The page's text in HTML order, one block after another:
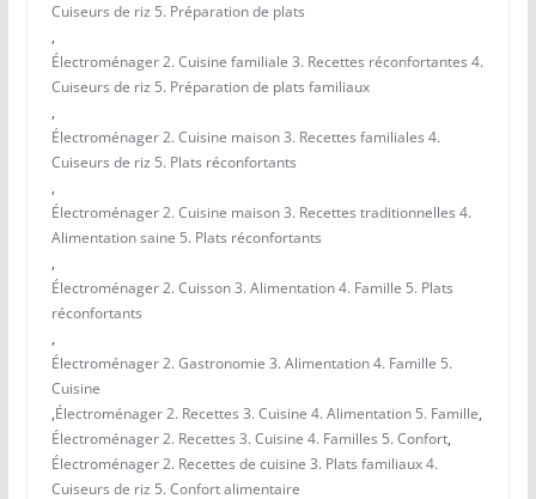
Cuiseurs de riz 5. Préparation de plats
,
Électroménager 2. Cuisine familiale 3. Recettes réconfortantes 4.
Cuiseurs de riz 5. Préparation de plats familiaux
,
Électroménager 2. Cuisine maison 3. Recettes familiales 4.
Cuiseurs de riz 5. Plats réconfortants
,
Électroménager 2. Cuisine maison 3. Recettes traditionnelles 4.
Alimentation saine 5. Plats réconfortants
,
Électroménager 2. Cuisson 3. Alimentation 4. Famille 5. Plats
réconfortants
,
Électroménager 2. Gastronomie 3. Alimentation 4. Famille 5.
Cuisine
,Électroménager 2. Recettes 3. Cuisine 4. Alimentation 5. Famille,
Électroménager 2. Recettes 3. Cuisine 4. Familles 5. Confort,
Électroménager 2. Recettes de cuisine 3. Plats familiaux 4.
Cuiseurs de riz 5. Confort alimentaire